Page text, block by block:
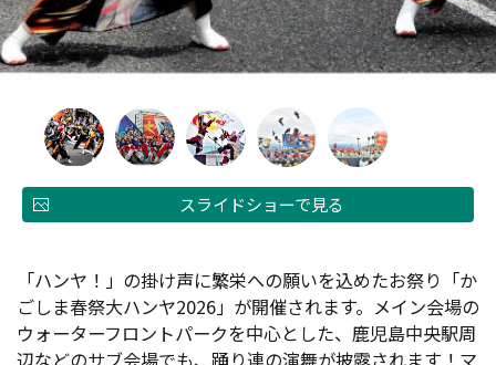
スライドショーで見る
「ハンヤ！」の掛け声に繁栄への願いを込めたお祭り「か
ごしま春祭大ハンヤ2026」が開催されます。メイン会場の
ウォーターフロントパークを中心とした、鹿児島中央駅周
辺などのサブ会場でも、踊り連の演舞が披露されます！マ